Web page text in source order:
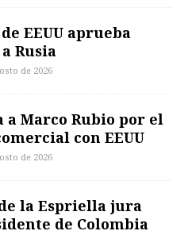
EEUU aprueba
Rusia
de 2026
a Marco Rubio por el
con EEUU
de 2026
la Espriella jura
de Colombia